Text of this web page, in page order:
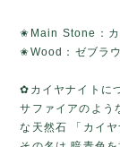
✬Main Stone：カ
✬Wood：ゼブラ
✿カイヤナイトに
サファイアのよう
な天然石 「カイヤ